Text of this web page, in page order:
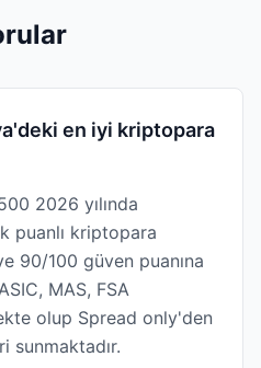
en iyi kriptopara
2026 yılında
puanlı kriptopara
90/100 güven puanına
MAS, FSA
olup Spread only'den
sunmaktadır.